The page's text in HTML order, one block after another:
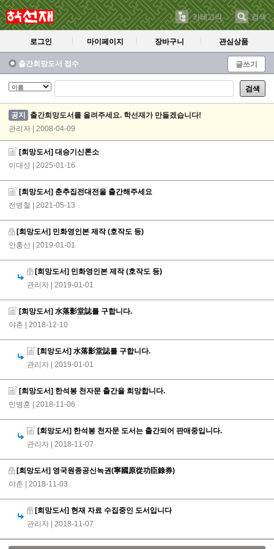
카테고리 검색
로그인 마이페이지 장바구니 관심상품
출간희망도서 접수 글쓰기
검색
공지
출간희망도서를 올려주세요. 학선재가 만들겠습니다!
관리자 | 2008-04-09
[희망도서] 대승기신론소
이대성
| 2025-01-16
[희망도서] 춘추집전대전을 출간해주세요
전병철
| 2021-05-13
[희망도서] 민화영인본 제작 (호작도 등)
안홍산
| 2019-01-01
[희망도서] 민화영인본 제작 (호작도 등)
관리자
| 2019-01-01
[희망도서] 水落影堂誌를 구합니다.
야촌
| 2018-12-10
[희망도서] 水落影堂誌를 구합니다.
관리자
| 2019-01-01
[희망도서] 한석봉 천자문 출간을 희망합니다.
민병훈
| 2018-11-06
[희망도서] 한석봉 천자문 도서는 출간되어 판매중입니다.
관리자
| 2018-11-07
[희망도서] 영국원종공신녹권(寧國原從功臣錄券)
야촌
| 2018-11-03
[희망도서] 현재 자료 수집중인 도서입니다
관리자
| 2018-11-07